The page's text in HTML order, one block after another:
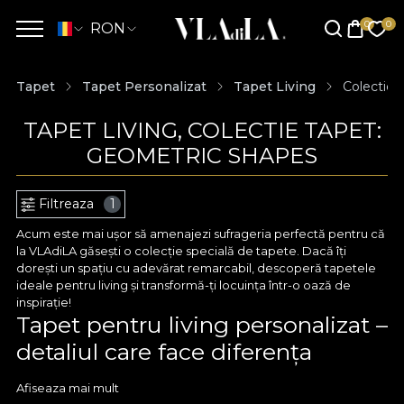
RON
Tapet Tapet Personalizat Tapet Living Colectie
TAPET LIVING, COLECTIE TAPET:
GEOMETRIC SHAPES
Filtreaza 1
Acum este mai ușor să amenajezi sufrageria perfectă pentru că
la VLAdiLA găsești o colecție specială de tapete. Dacă îți
dorești un spațiu cu adevărat remarcabil, descoperă tapetele
ideale pentru living și transformă-ți locuința într-o oază de
inspirație!
Tapet pentru living personalizat –
detaliul care face diferența
Cu VLAdiLA ai acces la tapete pentru sufragerie care să te
Afiseaza mai mult